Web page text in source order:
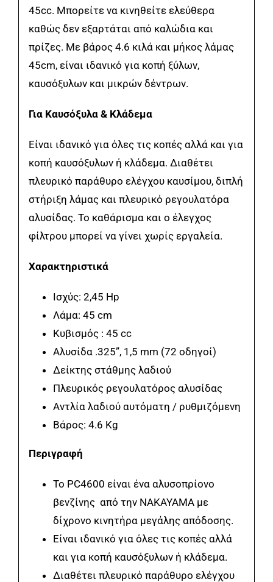
45cc. Μπορείτε να κινηθείτε ελεύθερα
καθώς δεν εξαρτάται από καλώδια και
πρίζες. Με βάρος 4.6 κιλά και μήκος λάμας
45cm, είναι ιδανικό για κοπή ξύλων,
καυσόξυλων και μικρών δέντρων.
Για Καυσόξυλα & Κλάδεμα
Είναι ιδανικό για όλες τις κοπές αλλά και για
κοπή καυσόξυλων ή κλάδεμα. Διαθέτει
πλευρικό παράθυρο ελέγχου καυσίμου, διπλή
στήριξη λάμας και πλευρικό ρεγουλατόρα
αλυσίδας. Το καθάρισμα και ο έλεγχος
φίλτρου μπορεί να γίνει χωρίς εργαλεία.
Χαρακτηριστικά
Iσχύς: 2,45 Hp
Λάμα: 45 cm
Κυβισμός : 45 cc
Αλυσίδα .325”, 1,5 mm (72 oδηγοί)
Δείκτης στάθμης λαδιού
Πλευρικός ρεγουλατόρος αλυσίδας
Αντλία λαδιού αυτόματη / ρυθμιζόμενη
Βάρος: 4.6 Kg
Περιγραφή
Το PC4600 είναι ένα αλυσοπρίονο
βενζίνης από την NAKAYAMA με
δίχρονο κινητήρα μεγάλης απόδοσης.
Είναι ιδανικό για όλες τις κοπές αλλά
και για κοπή καυσόξυλων ή κλάδεμα.
Διαθέτει πλευρικό παράθυρο ελέγχου